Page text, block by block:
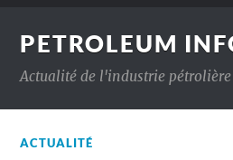
PETROLEUM
Actualité de l'industrie pétrolière
ACTUALITÉ